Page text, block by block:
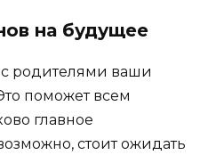
на будущее
родителями ваши
поможет всем
главное
стоит ожидать